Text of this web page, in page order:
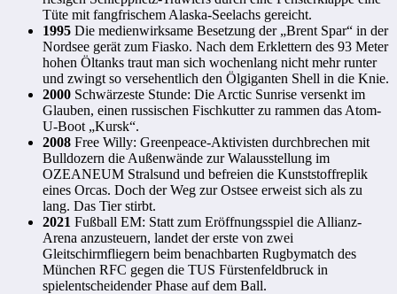
Tüte mit fangfrischem Alaska-Seelachs gereicht.
1995 Die medienwirksame Besetzung der „Brent Spar“ in der
Nordsee gerät zum Fiasko. Nach dem Erklettern des 93 Meter
hohen Öltanks traut man sich wochenlang nicht mehr runter
und zwingt so versehentlich den Ölgiganten Shell in die Knie.
2000 Schwärzeste Stunde: Die Arctic Sunrise versenkt im
Glauben, einen russischen Fischkutter zu rammen das Atom-
U-Boot „Kursk“.
2008 Free Willy: Greenpeace-Aktivisten durchbrechen mit
Bulldozern die Außenwände zur Walausstellung im
OZEANEUM Stralsund und befreien die Kunststoffreplik
eines Orcas. Doch der Weg zur Ostsee erweist sich als zu
lang. Das Tier stirbt.
2021 Fußball EM: Statt zum Eröffnungsspiel die Allianz-
Arena anzusteuern, landet der erste von zwei
Gleitschirmfliegern beim benachbarten Rugbymatch des
München RFC gegen die TUS Fürstenfeldbruck in
spielentscheidender Phase auf dem Ball.